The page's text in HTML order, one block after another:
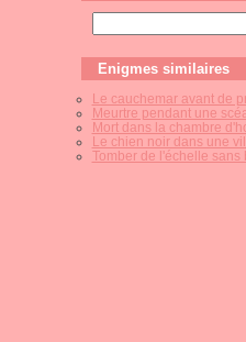
Enigmes similaires
Le cauchemar avant de
Meurtre pendant une
Mort dans la chambre
Le chien noir dans une
Tomber de l'échelle sans